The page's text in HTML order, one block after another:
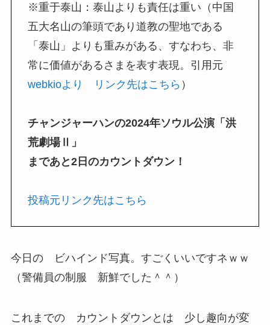
※重于泰山：泰山よりも責任は重い（中国
五大名山の筆頭であり道教の聖地である
「泰山」よりも重みがある、すなわち、非
常に価値があるさまを表す表現。引用元
webkioより リンク先はこちら ）
チャンジャーハンの2024年ソウル公演「洪
荒劇場Ⅱ」
まであと2日のカウントダウン！
投稿元リンク先はこちら
今日の ビハインド写真。すごくいいですネｗｗ
（警備員の制服 新鮮でした＾＾）
これまでの カウントダウンとは 少し趣向が変